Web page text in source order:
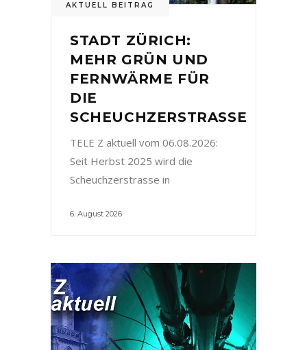
AKTUELL BEITRAG
STADT ZÜRICH:
MEHR GRÜN UND
FERNWÄRME FÜR
DIE
SCHEUCHZERSTRASSE
TELE Z aktuell vom 06.08.2026:
Seit Herbst 2025 wird die
Scheuchzerstrasse in
6. August 2026